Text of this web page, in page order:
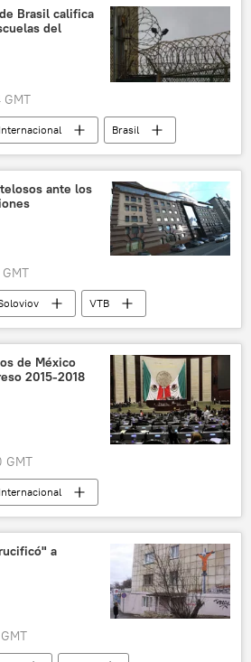
noticias
Brasil califica
del
Internacional
Brasil
Brasil
(PEC 171/93)
ante los
VTB
noticias
de México
2015-2018
GMT
Internacional
Nieto
(PRI)
México (PVEM)
Partido Acción Nacional (PAN)
a